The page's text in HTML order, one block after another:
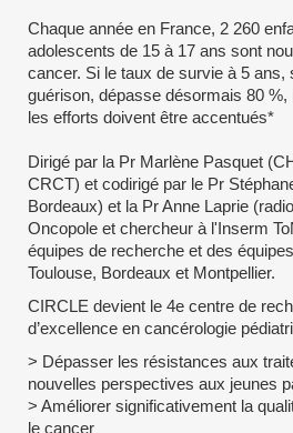
Chaque année en France, 2 260
adolescents de 15 à 17 ans sont
cancer. Si le taux de survie à 5
guérison, dépasse désormais 80
les efforts doivent être accentués*
Dirigé par la Pr Marlène Pasquet
CRCT) et codirigé par le Pr
Bordeaux) et la Pr Anne Laprie
Oncopole et chercheur à l'Inserm
équipes de recherche et des
Toulouse, Bordeaux et Montpellier.
CIRCLE devient le 4e centre de
d’excellence en cancérologie
> Dépasser les résistances aux
nouvelles perspectives aux jeunes
> Améliorer significativement la
le cancer